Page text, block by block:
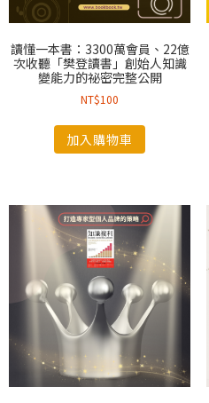
讀懂一本書：3300萬會員、22億
次收聽「樊登讀書」創始人知識
變能力的祕密完整公開
NT$100
加入購物車